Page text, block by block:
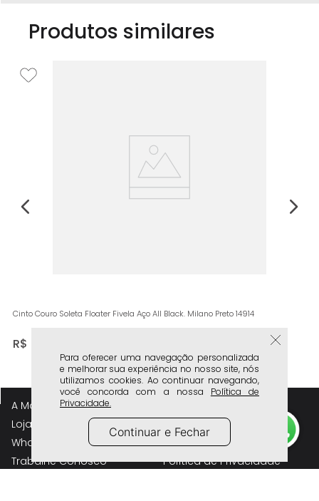
Para oferecer uma navegação personalizada
e melhorar sua experiência no nosso site, nós
utilizamos cookies. Ao continuar navegando,
você concorda com a nossa Política de
Privacidade.
Continuar e Fechar
Produtos similares
Cinto Couro Soleta Floater Fivela Aço All Black. Milano Preto 14914
R$
A Marca
Lojas Físicas
Whatsapp Lojas Físicas
Trabalhe Conosco
Frete e Entrega
Trocas e Devolução
Política de Privacidade